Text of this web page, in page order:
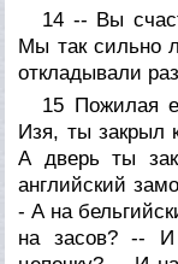
14 -- Вы
Мы так сильно
откладывали
15 Пожилая
Изя, ты закрыл
А дверь ты
английский
- А на
на засов? --